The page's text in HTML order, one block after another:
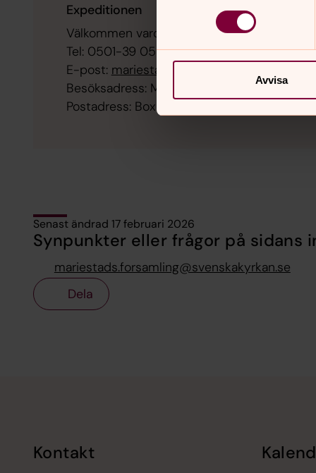
Avvisa
Expeditionen
Välkommen vardagar kl. 09.30-13.00 och
Tel: 0501-39 05 50
E-post: mariestads.kgf@svenskakyrkan.se
Besöksadress: Muggebovägen 39, 542 33
Postadress: Box 2, 542 21 Mariestad
Senast ändrad 17 februari 2026
Synpunkter eller frågor på sidans
mariestads.forsamling@svenskakyrkan.se
Dela
Kontakt